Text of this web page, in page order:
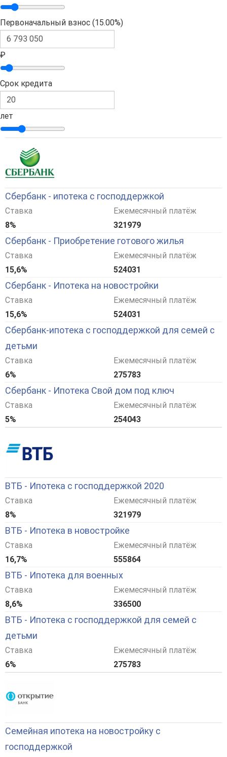
Первоначальный взнос (15.00%)
₽
Срок кредита
лет
Сбербанк - ипотека с господдержкой
Ставка
8%
Ежемесячный платёж
321979
Сбербанк - Приобретение готового жилья
Ставка
15,6%
Ежемесячный платёж
524031
Сбербанк - Ипотека на новостройки
Ставка
15,6%
Ежемесячный платёж
524031
Сбербанк-ипотека с господдержкой для семей с
детьми
Ставка
6%
Ежемесячный платёж
275783
Сбербанк - Ипотека Свой дом под ключ
Ставка
5%
Ежемесячный платёж
254043
ВТБ - Ипотека с господдержкой 2020
Ставка
8%
Ежемесячный платёж
321979
ВТБ - Ипотека в новостройке
Ставка
16,7%
Ежемесячный платёж
555864
ВТБ - Ипотека для военных
Ставка
8,6%
Ежемесячный платёж
336500
ВТБ - Ипотека с господдержкой для семей с
детьми
Ставка
6%
Ежемесячный платёж
275783
Семейная ипотека на новостройку с
господдержкой